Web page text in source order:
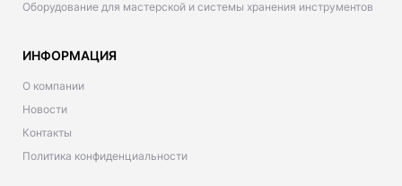
Оборудование для мастерской и системы хранения инструментов
ИНФОРМАЦИЯ
О компании
Новости
Контакты
Политика конфиденциальности